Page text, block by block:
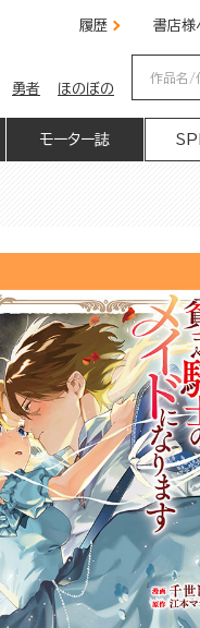
履歴 書店様
勇者 ほのぼの
モーター誌